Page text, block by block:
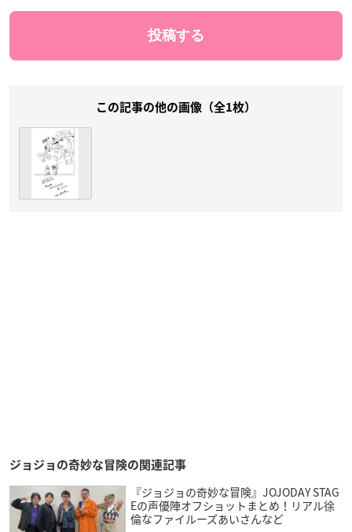
この記事の他の画像（全1枚）
ジョジョの奇妙な冒険の関連記事
『ジョジョの奇妙な冒険』JOJODAY STAG
Eの声優陣オフショットまとめ！リアル徐
倫なファイルーズあいさんなど